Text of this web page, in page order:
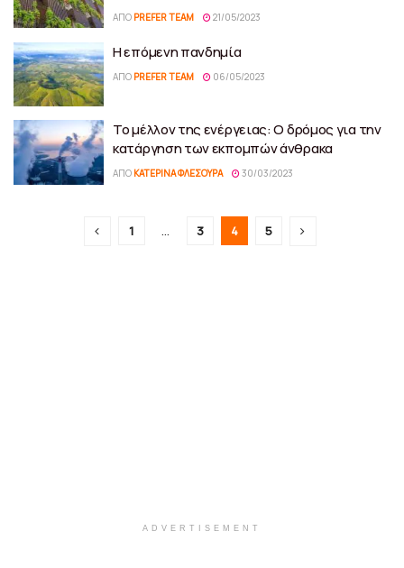
ΑΠΌ PREFER TEAM 21/05/2023
Η επόμενη πανδημία
ΑΠΌ PREFER TEAM 06/05/2023
Το μέλλον της ενέργειας: Ο δρόμος για την
κατάργηση των εκπομπών άνθρακα
ΑΠΌ ΚΑΤΕΡΊΝΑ ΦΛΈΣΟΥΡΑ 30/03/2023
1 … 3 4 5
ADVERTISEMENT